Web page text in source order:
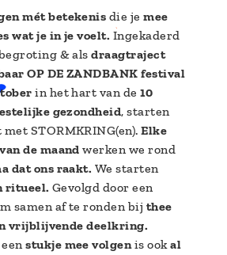
mét betekenis die jemee
wat je in je voelt. Ingekaderd
& als draagtraject
OP DE ZANDBANK festival
in het hart van de 10
gezondheid, starten
STORMKRING(en). Elke
de maandwerken we rond
dat ons raakt. We starten
ritueel.Gevolgd door een
samen af te ronden bij thee
vrijblijvende deelkring.
eenstukje mee volgenis ookal